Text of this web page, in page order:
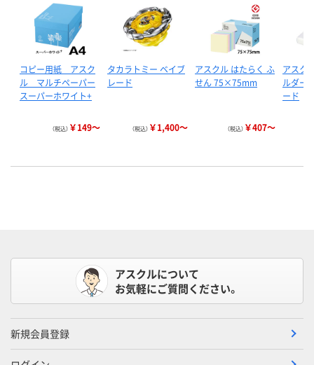
コピー用紙 アスク
ル マルチペーパー
スーパーホワイト+
（税込） ￥149～
タカラトミー ベイブ
レード
（税込） ￥1,400～
アスクル はたらく ふ
せん 75×75mm
（税込） ￥407～
アスク
ルダー
ード
アスクルについて
お気軽にご質問ください。
新規会員登録